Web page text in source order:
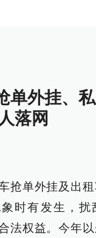
单外挂、
落网
抢单外挂及出
时有发生，扰
法权益。今年